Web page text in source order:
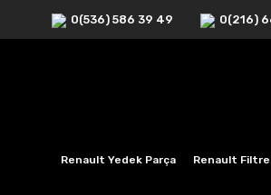
0(536) 586 39 49 0(216)
Renault Yedek Parça Renault Filtre